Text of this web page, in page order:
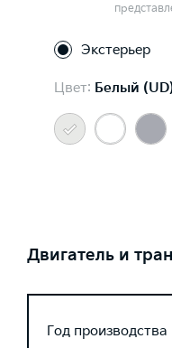
Экстерьер
Цвет: Белый
Двигатель и
Год производства